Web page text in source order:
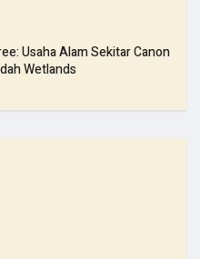
Usaha Alam Sekitar Canon
Wetlands